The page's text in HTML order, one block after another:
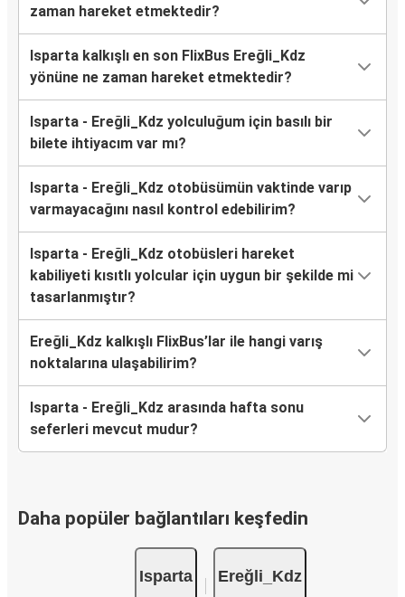
zaman hareket etmektedir?
Isparta kalkışlı en son FlixBus Ereğli_Kdz
yönüne ne zaman hareket etmektedir?
Isparta - Ereğli_Kdz yolculuğum için basılı bir
bilete ihtiyacım var mı?
Isparta - Ereğli_Kdz otobüsümün vaktinde varıp
varmayacağını nasıl kontrol edebilirim?
Isparta - Ereğli_Kdz otobüsleri hareket
kabiliyeti kısıtlı yolcular için uygun bir şekilde mi
tasarlanmıştır?
Ereğli_Kdz kalkışlı FlixBus’lar ile hangi varış
noktalarına ulaşabilirim?
Isparta - Ereğli_Kdz arasında hafta sonu
seferleri mevcut mudur?
Daha popüler bağlantıları keşfedin
Isparta Ereğli_Kdz